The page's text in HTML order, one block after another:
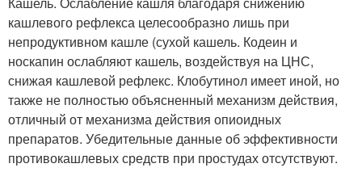
кашлевого рефлекса целесообразно лишь при
непродуктивном кашле (сухой кашель. Кодеин и
носкапин ослабляют кашель, воздействуя на ЦНС,
снижая кашлевой рефлекс. Клобутинол имеет иной, но
также не полностью объясненный механизм действия,
отличный от механизма действия опиоидных
препаратов. Убедительные данные об эффективности
противокашлевых средств при простудах отсутствуют.